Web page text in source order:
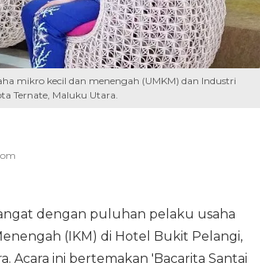
mikro kecil dan menengah (UMKM) dan Industri
Ternate, Maluku Utara.
dengan puluhan pelaku usaha
(IKM) di Hotel Bukit Pelangi,
Acara ini bertemakan 'Bacarita Santai